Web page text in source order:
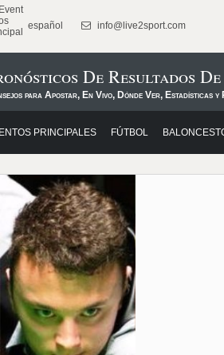
español info@live2sport.com
De Resultados
para Apostar, En Vivo, Dónde Ver, Estadísticas y
PRINCIPALES FÚTBOL